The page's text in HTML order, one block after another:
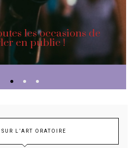
les occasions de
en public !
L’ART ORATOIRE